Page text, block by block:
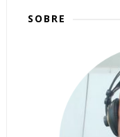
SOBRE